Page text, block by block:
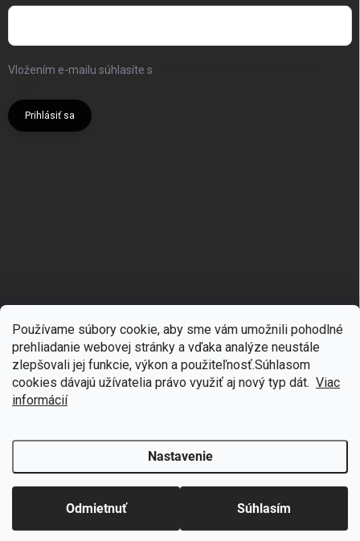
Používame súbory cookie, aby sme vám umožnili pohodlné
prehliadanie webovej stránky a vďaka analýze neustále
zlepšovali jej funkcie, výkon a použiteľnosť.Súhlasom
cookies dávajú užívatelia právo využiť aj nový typ dát. Viac
informácií
Nastavenie
Odmietnuť Súhlasím
Vložením e-mailu súhlasíte s
Prihlásiť sa
Copyright 2026 mgmoda.sk . Všetky práva vyhradené.Upraviť nastavenie
🎁Získajte 7 % zľavu na prvý nákup
Prihláste sa k odberu noviniek
Chcem zľavu